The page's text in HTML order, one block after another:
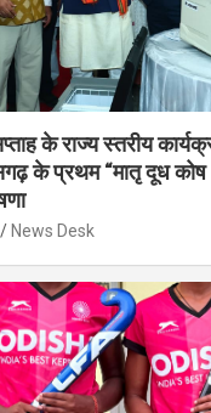
के राज्य स्तरीय
के प्रथम “मातृ दूध
News Desk